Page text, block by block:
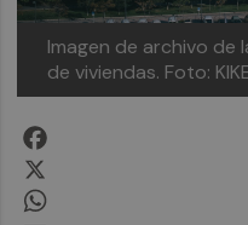
Imagen de archivo
de viviendas. Foto: